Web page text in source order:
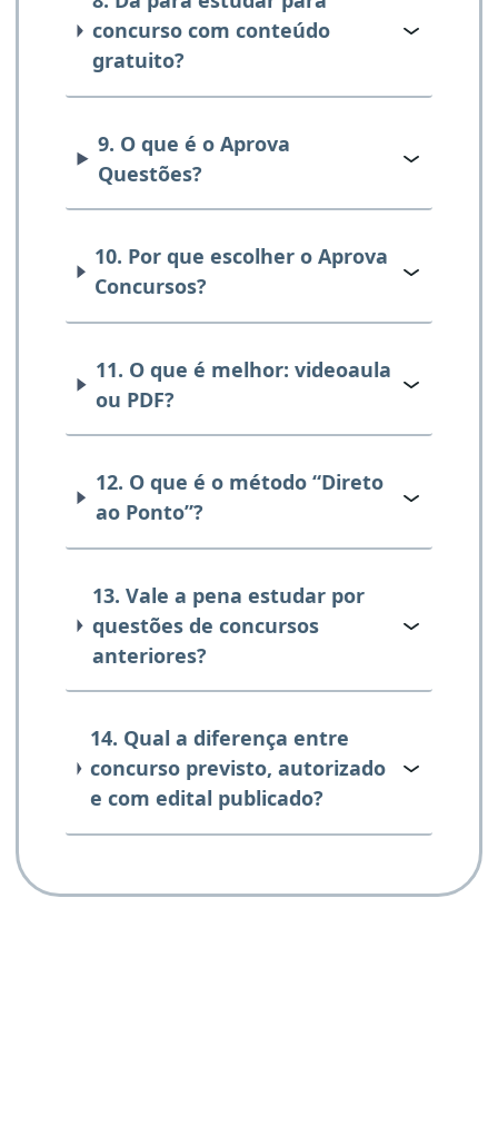
concurso com conteúdo
gratuito?
9. O que é o Aprova
Questões?
10. Por que escolher o Aprova
Concursos?
11. O que é melhor: videoaula
ou PDF?
12. O que é o método “Direto
ao Ponto”?
13. Vale a pena estudar por
questões de concursos
anteriores?
14. Qual a diferença entre
concurso previsto, autorizado
e com edital publicado?